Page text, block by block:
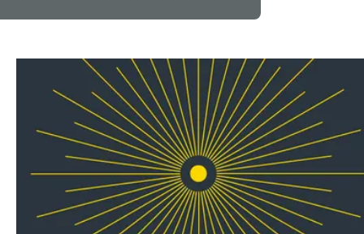
Heinrich Schütz, œuvres pour le
temps de Noël.
Après avoir réalisé avec succès un premier projet
autour de la pratique des Cori Spezzati (chœurs
diffractés et spécialisés de musique vénitienne des